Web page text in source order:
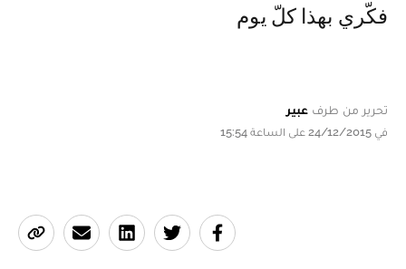
فكّري بهذا كلّ يوم
تحرير من طرف عبير
في 24/12/2015 على الساعة 15:54